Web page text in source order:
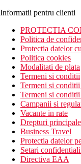
Informatii pentru clienti
PROTECTIA
Politica de
Protectia datelor
Politica cookies
Modalitati de plata
Termeni si conditii
Termeni si
Termeni si
Campanii si
Vacante in rate
Drepturi
Business Travel
Protectia datelor
Setari
Directiva EAA